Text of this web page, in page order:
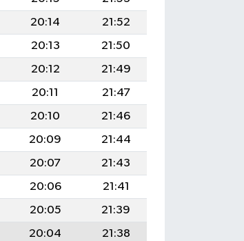
20:14
21:52
20:13
21:50
20:12
21:49
20:11
21:47
20:10
21:46
20:09
21:44
20:07
21:43
20:06
21:41
20:05
21:39
20:04
21:38